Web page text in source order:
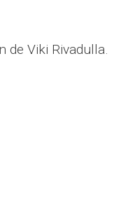
de Viki Rivadulla.